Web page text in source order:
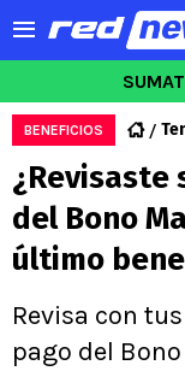
BENEFICIOS
¿Revisaste
del Bono
último
Revisa con
pago del